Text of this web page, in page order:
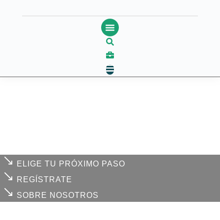
ELIGE TU PRÓXIMO PASO
REGÍSTRATE
SOBRE NOSOTROS